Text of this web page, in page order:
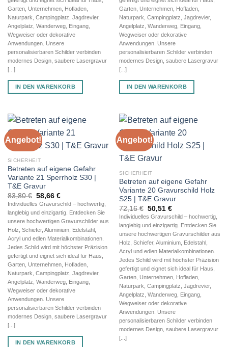
Garten, Unternehmen, Hofladen,
Naturpark, Campingplatz, Jagdrevier,
Angelplatz, Wanderweg, Eingang,
Wegweiser oder dekorative
Anwendungen. Unsere
personalisierbaren Schilder verbinden
modernes Design, saubere Lasergravur
[...]
IN DEN WARENKORB
Garten, Unternehmen, Hofladen,
Naturpark, Campingplatz, Jagdrevier,
Angelplatz, Wanderweg, Eingang,
Wegweiser oder dekorative
Anwendungen. Unsere
personalisierbaren Schilder verbinden
modernes Design, saubere Lasergravur
[...]
IN DEN WARENKORB
Angebot!
SICHERHEIT
Betreten auf eigene Gefahr
Variante 21 Sperrholz S30 |
T&E Gravur
83,80€ Ursprünglicher
Preis
war:
83,80 €
58,66 €Aktueller
Preis
ist:
58,66 €.
Individuelles Gravurschild – hochwertig,
langlebig und einzigartig. Entdecken Sie
unsere hochwertigen Gravurschilder aus
Holz, Schiefer, Aluminium, Edelstahl,
Acryl und edlen Materialkombinationen.
Jedes Schild wird mit höchster Präzision
gefertigt und eignet sich ideal für Haus,
Garten, Unternehmen, Hofladen,
Naturpark, Campingplatz, Jagdrevier,
Angelplatz, Wanderweg, Eingang,
Wegweiser oder dekorative
Anwendungen. Unsere
personalisierbaren Schilder verbinden
modernes Design, saubere Lasergravur
[...]
IN DEN WARENKORB
Angebot!
SICHERHEIT
Betreten auf eigene Gefahr
Variante 20 Gravurschild Holz
S25 | T&E Gravur
72,16€ Ursprünglicher
Preis
war:
72,16 €
50,51 €Aktueller
Preis
ist:
50,51 €.
Individuelles Gravurschild – hochwertig,
langlebig und einzigartig. Entdecken Sie
unsere hochwertigen Gravurschilder aus
Holz, Schiefer, Aluminium, Edelstahl,
Acryl und edlen Materialkombinationen.
Jedes Schild wird mit höchster Präzision
gefertigt und eignet sich ideal für Haus,
Garten, Unternehmen, Hofladen,
Naturpark, Campingplatz, Jagdrevier,
Angelplatz, Wanderweg, Eingang,
Wegweiser oder dekorative
Anwendungen. Unsere
personalisierbaren Schilder verbinden
modernes Design, saubere Lasergravur
[...]